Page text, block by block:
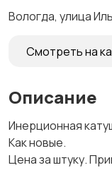
Вологда, улица
Смотреть на
Описание
Инерционная
Как новые.
Цена за штуку.